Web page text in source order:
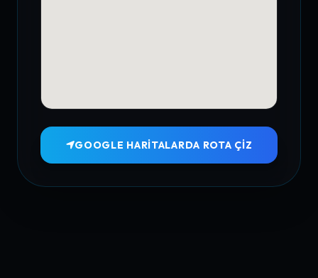
GOOGLE HARITALARDA ROTA ÇIZ